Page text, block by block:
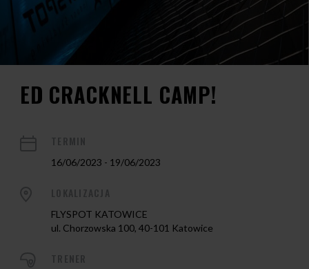
ED CRACKNELL CAMP!
16/06/2023 - 19/06/2023
FLYSPOT KATOWICE
ul. Chorzowska 100, 40-101 Katowice